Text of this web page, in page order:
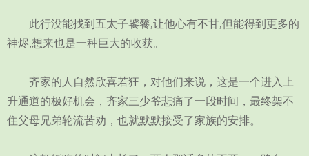
此行没能找到五太子饕餮,让他心有不甘,但能得到更多的
神烬,想来也是一种巨大的收获。
齐家的人自然欣喜若狂，对他们来说，这是一个进入上
升通道的极好机会，齐家三少爷悲痛了一段时间，最终架不
住父母兄弟轮流苦劝，也就默默接受了家族的安排。